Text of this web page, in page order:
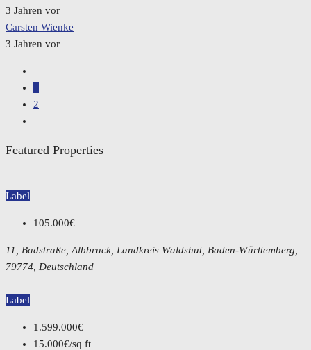
3 Jahren vor
Carsten Wienke
3 Jahren vor
2
Featured Properties
Label
105.000€
11, Badstraße, Albbruck, Landkreis Waldshut, Baden-Württemberg,
79774, Deutschland
Label
1.599.000€
15.000€/sq ft